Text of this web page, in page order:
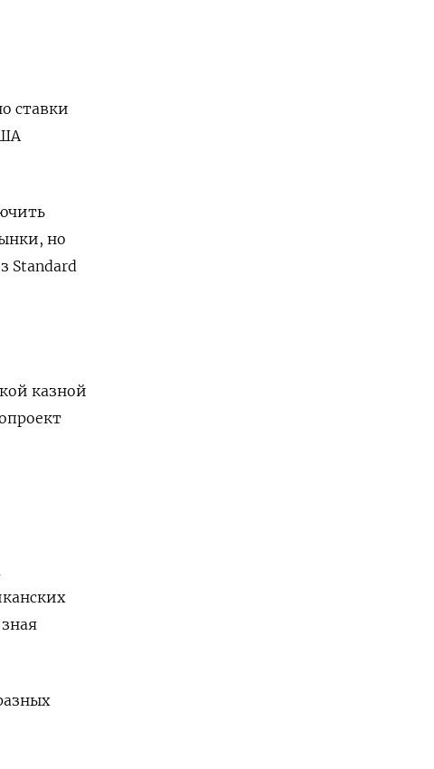
ставки
но
Standard
казной